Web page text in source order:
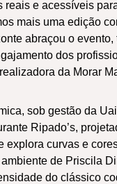
reais e acessíveis
mais uma edição
abraçou o
dos
da Morar
sob gestão da
Ripado’s,
explora curvas e
de Priscila
do clássico